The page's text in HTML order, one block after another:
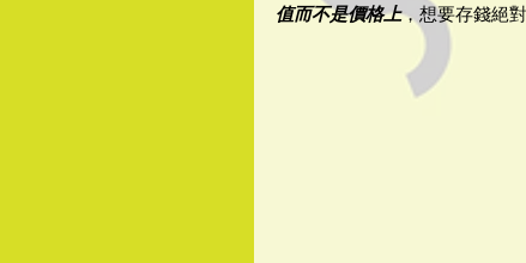
值而不是價格上，想要存錢絕